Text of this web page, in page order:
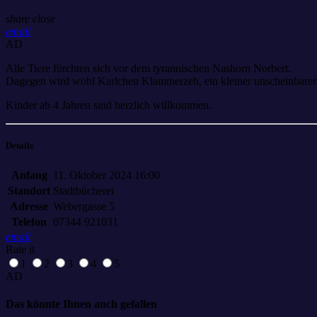
share close
email
AD
Alle Tiere fürchten sich vor dem tyrannischen Nashorn Norbert.
Dagegen wird wohl Karlchen Klammerzeh, ein kleiner
Kinder ab 4 Jahren sind herzlich willkommen.
Details
Anfang
11. Oktober 2024 16:00
Standort Stadtbücherei
Adresse Webergasse 5
Telefon
07344 921031
email
Rate it
1
2 3 4
5
AD
Das könnte Ihnen auch gefallen